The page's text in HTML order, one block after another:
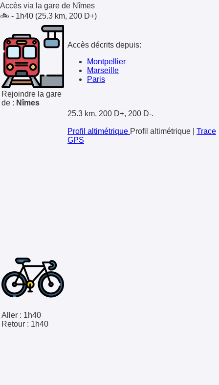
Accès via la gare de Nîmes
🚲 - 1h40 (25.3 km, 200 D+)
Rejoindre la gare
de : Nîmes
Accès décrits depuis:
Montpellier
Marseille
Paris
Aller : 1h40
Retour : 1h40
25.3 km, 200 D+, 200 D-.
Profil altimétrique Profil altimétrique
Trace
GPS